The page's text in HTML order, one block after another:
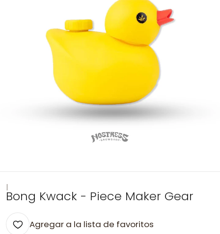
|
Bong Kwack - Piece Maker Gear
Agregar a la lista de favoritos